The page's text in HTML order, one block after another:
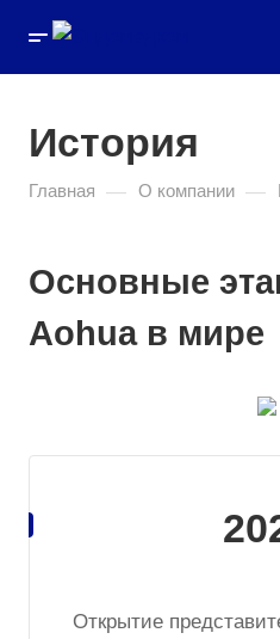
История
Главная — О компании —
Основные
Aohua в мире
Открытие